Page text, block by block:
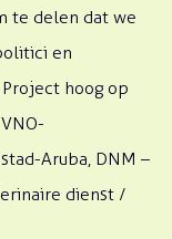
te delen dat we
en
hoog op
Aruba, DNM –
dienst /